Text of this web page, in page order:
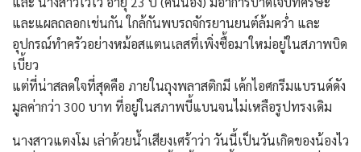
และแผลถลอกเช่นกัน ใกล้กันพบรถจักรยานยนต์ล้มคว่ำ และ
อุปกรณ์ทำครัวอย่างหม้อสแตนเลสที่เพิ่งซื้อมาใหม่อยู่ในสภาพบิด
เบี้ยว
แต่ที่น่าสลดใจที่สุดคือ ภายในถุงพลาสติกมี เค้กไอศกรีมแบรนด์ดัง
มูลค่ากว่า 300 บาท ที่อยู่ในสภาพบี้แบนจนไม่เหลือรูปทรงเดิม
นางสาวแตงโม เล่าด้วยน้ำเสียงเศร้าว่า วันนี้เป็นวันเกิดของน้องไว